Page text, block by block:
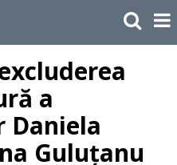
a
Daniela
Guluțanu